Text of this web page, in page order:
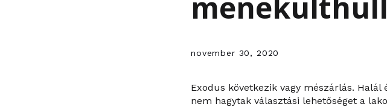
november 30, 2020
Exodus következik vagy mészárlás.
nem hagytak választási lehetőséget a